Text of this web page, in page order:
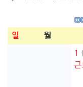
일 월
1